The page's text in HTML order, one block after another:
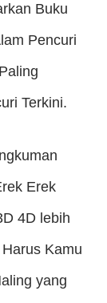
Buku
Pencuri
Terkini.
Erek
4D lebih
Kamu
yang